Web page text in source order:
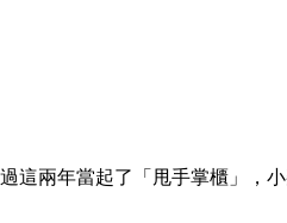
兩年當起了「甩手掌櫃」，